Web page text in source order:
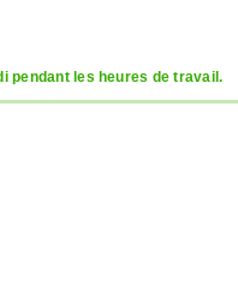
pendant les heures de travail.